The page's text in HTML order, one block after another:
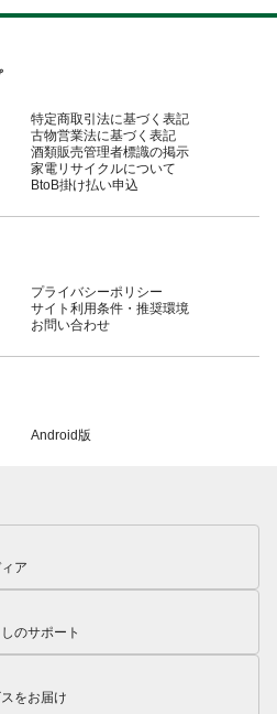
特定商取引法に基づく表記
古物営業法に基づく表記
酒類販売管理者標識の掲示
家電リサイクルについて
BtoB掛け払い申込
プライバシーポリシー
サイト利用条件・推奨環境
お問い合わせ
Android版
ア
のサポート
をお届け